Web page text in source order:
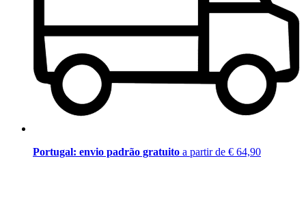
Portugal: envio padrão gratuito a partir de € 64,90